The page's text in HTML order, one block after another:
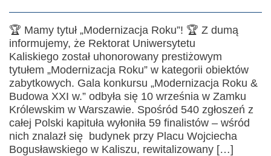
🏆 Mamy tytuł „Modernizacja Roku”! 🏆 Z dumą
informujemy, że Rektorat Uniwersytetu
Kaliskiego został uhonorowany prestiżowym
tytułem „Modernizacja Roku” w kategorii obiektów
zabytkowych. Gala konkursu „Modernizacja Roku &
Budowa XXI w.” odbyła się 10 września w Zamku
Królewskim w Warszawie. Spośród 540 zgłoszeń z
całej Polski kapituła wyłoniła 59 finalistów – wśród
nich znalazł się budynek przy Placu Wojciecha
Bogusławskiego w Kaliszu, rewitalizowany […]